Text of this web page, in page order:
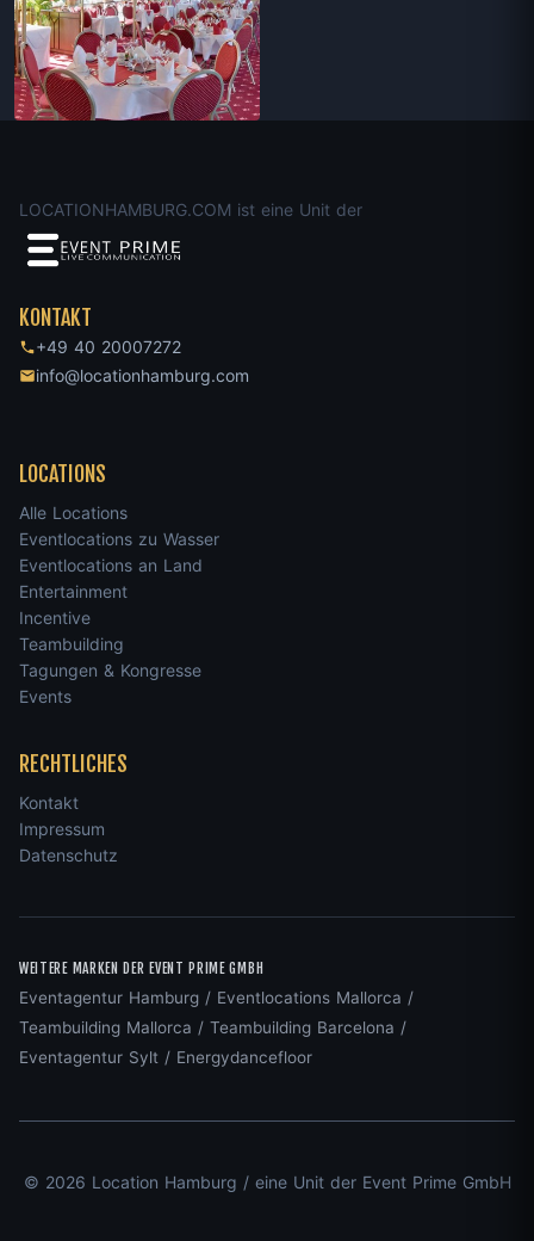
LOCATIONHAMBURG.COM ist eine Unit der
KONTAKT
+49 40 20007272
info@locationhamburg.com
LOCATIONS
Alle Locations
Eventlocations zu Wasser
Eventlocations an Land
Entertainment
Incentive
Teambuilding
Tagungen & Kongresse
Events
RECHTLICHES
Kontakt
Impressum
Datenschutz
WEITERE MARKEN DER EVENT PRIME GMBH
Eventagentur Hamburg / Eventlocations Mallorca /
Teambuilding Mallorca / Teambuilding Barcelona /
Eventagentur Sylt / Energydancefloor
© 2026 Location Hamburg / eine Unit der Event Prime GmbH